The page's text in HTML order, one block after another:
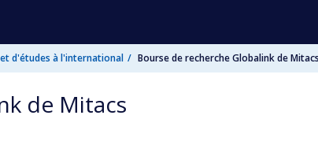
d'études à l'international Bourse de recherche Globalink de Mitacs
de Mitacs